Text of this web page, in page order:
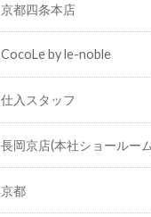
京都四条本店
CocoLe by le-noble
仕入スタッフ
長岡京店(本社ショールー
京都